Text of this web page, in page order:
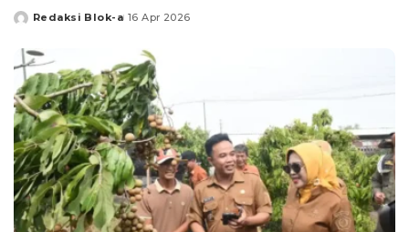
Posted
Redaksi Blok-a 16 Apr 2026